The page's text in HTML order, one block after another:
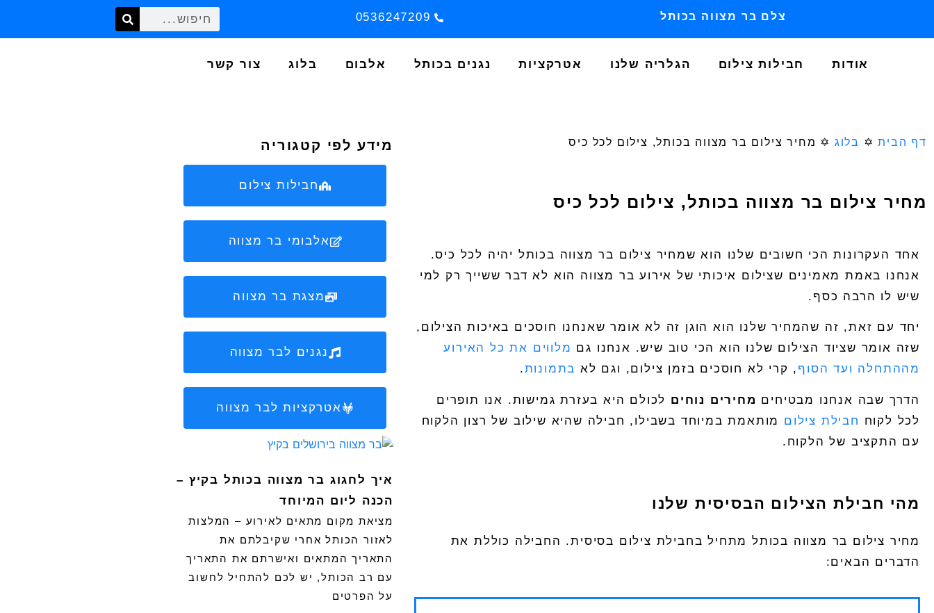
צלם בר מצווה בכותל 0536247209
אודות חבילות צילום הגלריה שלנו אטרקציות נגנים בכותל אלבום בלוג צור קשר
דף הבית✡️ בלוג ✡️ מחיר צילום בר מצווה בכותל, צילום לכל כיס
מחיר צילום בר מצווה בכותל, צילום לכל כיס
אחד העקרונות הכי חשובים שלנו הוא שמחיר צילום בר מצווה בכותל יהיה לכל כיס.
אנחנו באמת מאמינים שצילום איכותי של אירוע בר מצווה הוא לא דבר ששייך רק למי
שיש לו הרבה כסף.
יחד עם זאת, זה שהמחיר שלנו הוא הוגן זה לא אומר שאנחנו חוסכים באיכות הצילום,
שזה אומר שציוד הצילום שלנו הוא הכי טוב שיש. אנחנו גם מלווים את כל האירוע
מההתחלה ועד הסוף , קרי לא חוסכים בזמן צילום, וגם לא בתמונות.
הדרך שבה אנחנו מבטיחים מחירים נוחים לכולם היא בעזרת גמישות. אנו תופרים
לכל לקוח חבילת צילום מותאמת במיוחד בשבילו, חבילה שהיא שילוב של רצון הלקוח
עם התקציב של הלקוח.
מהי חבילת הצילום הבסיסית שלנו
מחיר צילום בר מצווה בכותל מתחיל בחבילת צילום בסיסית. החבילה כוללת את
הדברים הבאים:
מידע לפי קטגוריה
חבילות צילום
אלבומי בר מצווה
מצגת בר מצווה
נגנים לבר מצווה
אטרקציות לבר מצווה
איך לחגוג בר מצווה בכותל בקיץ –
הכנה ליום המיוחד
מציאת מקום מתאים לאירוע – המלצות
לאזור הכותל אחרי שקיבלתם את
התאריך המתאים ואישרתם את התאריך
עם רב הכותל, יש לכם להתחיל לחשוב
על הפרטים